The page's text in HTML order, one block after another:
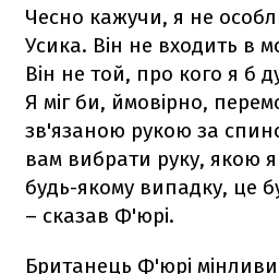
Чесно кажучи, я не
Усика. Він не входить в
Він не той, про кого я б
Я міг би, ймовірно,
зв'язаною рукою за
вам вибрати руку, якою
будь-якому випадку, це
– сказав Ф'юрі.
Британець Ф'юрі